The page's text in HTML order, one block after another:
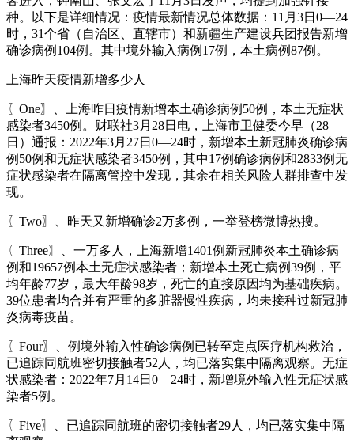
种。以下是详细情况：疫情最新情况总体数据：11月3日0—24
时，31个省（自治区、直辖市）和新疆生产建设兵团报告新增
确诊病例104例。其中境外输入病例17例，本土病例87例。
上海昨天疫情新增多少人
〖One〗、上海昨日疫情新增本土确诊病例50例，本土无症状
感染者3450例。财联社3月28日电，上海市卫健委今早（28
日）通报：2022年3月27日0—24时，新增本土新冠肺炎确诊病
例50例和无症状感染者3450例，其中17例确诊病例和2833例无
症状感染者在隔离管控中发现，其余在相关风险人群排查中发
现。
〖Two〗、昨天又新增确诊2万多例，一举登榜微博热搜。
〖Three〗、一万多人，上海新增1401例新冠肺炎本土确诊病
例和19657例本土无症状感染者；新增本土死亡病例39例，平
均年龄77岁，最大年龄98岁，死亡的直接原因均为基础疾病。
39位患者均合并有严重的多脏器慢性疾病，均未接种过新冠肺
炎病毒疫苗。
〖Four〗、例境外输入性确诊病例已转至定点医疗机构救治，
已追踪同航班密切接触者52人，均已落实集中隔离观察。无症
状感染者：2022年7月14日0—24时，新增境外输入性无症状感
染者5例。
〖Five〗、已追踪同航班的密切接触者29人，均已落实集中隔